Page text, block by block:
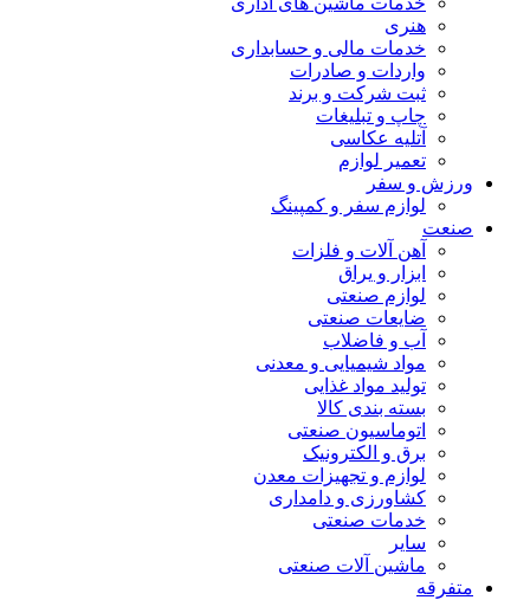
هنری
خدمات مالی و حسابداری
واردات و صادرات
ثبت شرکت و برند
چاپ و تبلیغات
آتلیه عکاسی
تعمیر لوازم
ورزش و سفر
لوازم سفر و کمپینگ
صنعت
آهن آلات و فلزات
ابزار و یراق
لوازم صنعتی
ضایعات صنعتی
آب و فاضلاب
مواد شیمیایی و معدنی
تولید مواد غذایی
بسته بندی کالا
اتوماسیون صنعتی
برق و الکترونیک
لوازم و تجهیزات معدن
کشاورزی و دامداری
خدمات صنعتی
سایر
ماشین آلات صنعتی
متفرقه